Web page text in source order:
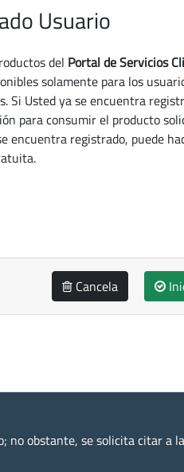
Usuario
del Portal de Servicios
solamente para los
Si Usted ya se encuentra
para consumir el producto
encuentra registrado, puede
Cancela
no obstante, se solicita citar a la